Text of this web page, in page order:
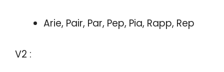
Arie, Pair, Par, Pep, Pia, Rapp, Rep
V2 :